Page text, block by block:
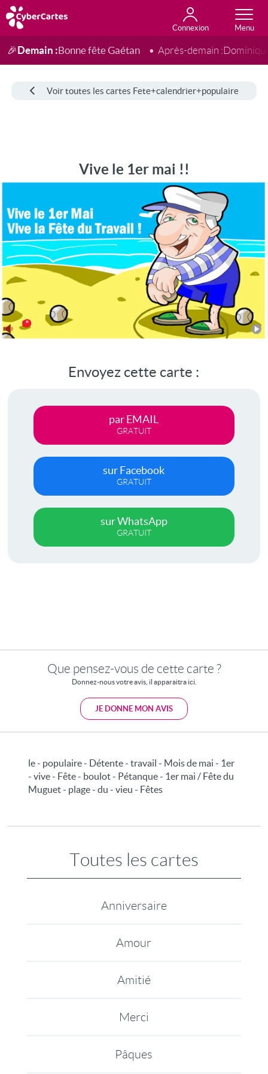
Connexion
Anniversaire
Fête du jour
Amour
Amitié
Merci
Toutes les cartes
🎉Demain :Bonne fête Gaétan Après-demain :
Voir toutes les cartes Fete+calendrier+populaire
Vive le 1er mai !!
Envoyez cette carte :
par EMAIL
GRATUIT
sur Facebook
GRATUIT
sur WhatsApp
GRATUIT
Que pensez-vous de cette carte ?
Donnez-nous votre avis, il apparaitra ici.
JE DONNE MON AVIS
le - populaire - Détente - travail - Mois de mai - 1er
- vive - Fête - boulot - Pétanque - 1er mai / Fête du
Muguet - plage - du - vieu - Fêtes
Toutes les cartes
Anniversaire
Amour
Amitié
Merci
Pâques